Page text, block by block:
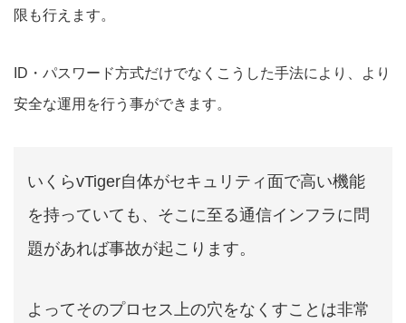
限も行えます。
ID・パスワード方式だけでなくこうした手法により、より
安全な運用を行う事ができます。
いくらvTiger自体がセキュリティ面で高い機能
を持っていても、そこに至る通信インフラに問
題があれば事故が起こります。
よってそのプロセス上の穴をなくすことは非常